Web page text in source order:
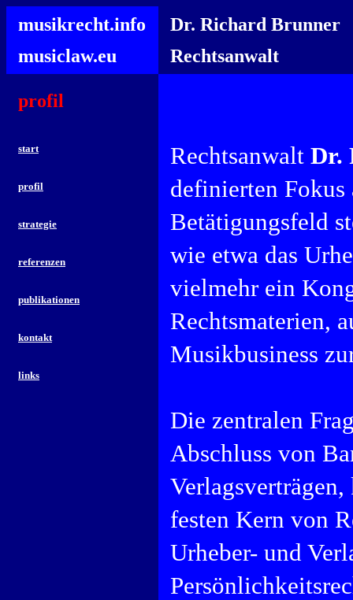
musikrecht.info
musiclaw.eu
Dr. Richard Brunner
Rechtsanwalt
profil
start
profil
strategie
referenzen
publikationen
kontakt
links
Rechtsanwalt Dr.
definierten Fokus
Betätigungsfeld
wie etwa das
vielmehr ein
Rechtsmaterien,
Musikbusiness
Die zentralen
Abschluss von
festen Kern von
Urheber- und